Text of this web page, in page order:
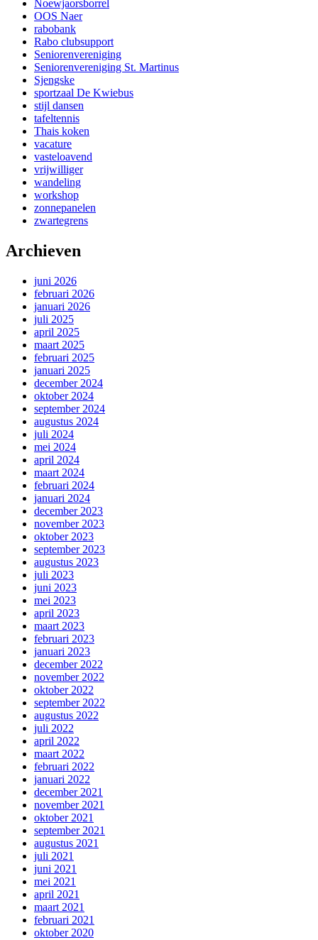
Noewjaorsborrel
OOS Naer
rabobank
Rabo clubsupport
Seniorenvereniging
Seniorenvereniging St. Martinus
Sjengske
sportzaal De Kwiebus
stijl dansen
tafeltennis
Thais koken
vacature
vasteloavend
vrijwilliger
wandeling
workshop
zonnepanelen
zwartegrens
Archieven
juni 2026
februari 2026
januari 2026
juli 2025
april 2025
maart 2025
februari 2025
januari 2025
december 2024
oktober 2024
september 2024
augustus 2024
juli 2024
mei 2024
april 2024
maart 2024
februari 2024
januari 2024
december 2023
november 2023
oktober 2023
september 2023
augustus 2023
juli 2023
juni 2023
mei 2023
april 2023
maart 2023
februari 2023
januari 2023
december 2022
november 2022
oktober 2022
september 2022
augustus 2022
juli 2022
april 2022
maart 2022
februari 2022
januari 2022
december 2021
november 2021
oktober 2021
september 2021
augustus 2021
juli 2021
juni 2021
mei 2021
april 2021
maart 2021
februari 2021
oktober 2020